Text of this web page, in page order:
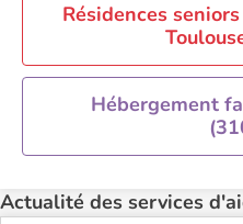
Résidences
Hébergement
Actualité des services